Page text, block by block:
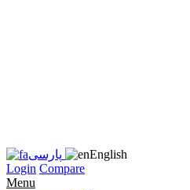
پارسی
English
Login Compare
Menu